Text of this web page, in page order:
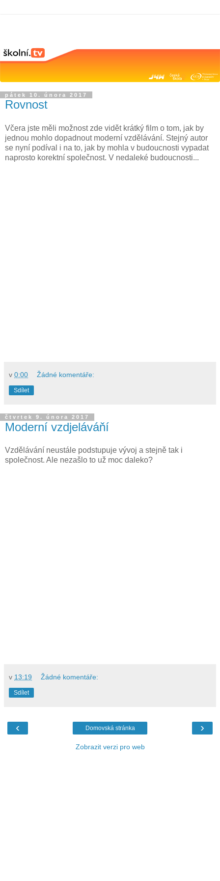
pátek 10. února 2017
Rovnost
Včera jste měli možnost zde vidět krátký film o tom, jak by
jednou mohlo dopadnout moderní vzdělávání. Stejný autor
se nyní podíval i na to, jak by mohla v budoucnosti vypadat
naprosto korektní společnost. V nedaleké budoucnosti...
v 0:00 Žádné komentáře:
Sdílet
čtvrtek 9. února 2017
Moderní vzdjeláváňí
Vzdělávání neustále podstupuje vývoj a stejně tak i
společnost. Ale nezašlo to už moc daleko?
v 13:19 Žádné komentáře:
Sdílet
‹ ›
Domovská stránka
Zobrazit verzi pro web